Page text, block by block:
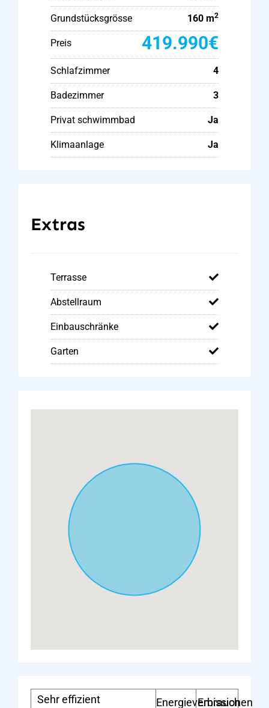
Grundstücksgrösse 160 m2
Preis 419.990€
Schlafzimmer 4
Badezimmer 3
Privat schwimmbad Ja
Klimaanlage Ja
Extras
Terrasse
Abstellraum
Einbauschränke
Garten
Sehr effizient Energieverbrauch
Emissionen